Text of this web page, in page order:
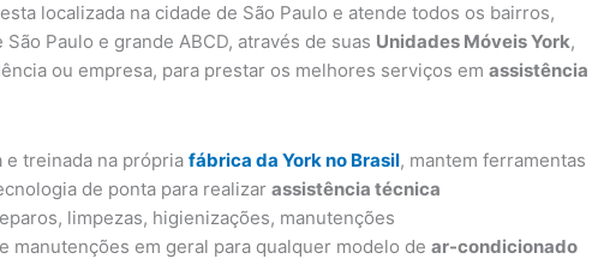
esta localizada na cidade de São Paulo e atende todos os bairros,
Paulo e grande ABCD, através de suas Unidades Móveis York,
ou empresa, para prestar os melhores serviços em assistência
e treinada na própria fábrica da York no Brasil, mantem ferramentas
de ponta para realizar assistência técnica
limpezas, higienizações, manutenções
manutenções em geral para qualquer modelo de ar-condicionado